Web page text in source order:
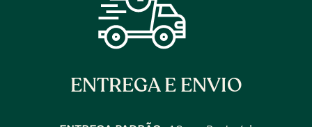
ENTREGA E ENVIO